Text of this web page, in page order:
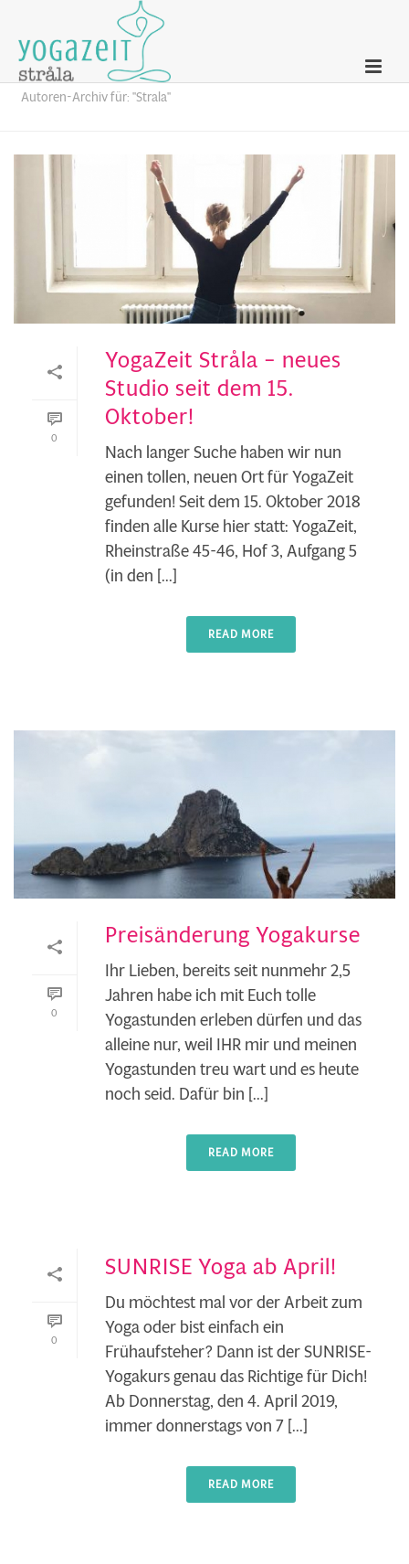
Archives
Autoren-Archiv für: "Strala"
0
YogaZeit Stråla – neues
Studio seit dem 15.
Oktober!
Nach langer Suche haben wir nun
einen tollen, neuen Ort für YogaZeit
gefunden! Seit dem 15. Oktober 2018
finden alle Kurse hier statt: YogaZeit,
Rheinstraße 45-46, Hof 3, Aufgang 5
(in den [...]
READ MORE
0
Preisänderung Yogakurse
Ihr Lieben, bereits seit nunmehr 2,5
Jahren habe ich mit Euch tolle
Yogastunden erleben dürfen und das
alleine nur, weil IHR mir und meinen
Yogastunden treu wart und es heute
noch seid. Dafür bin [...]
READ MORE
0
SUNRISE Yoga ab April!
Du möchtest mal vor der Arbeit zum
Yoga oder bist einfach ein
Frühaufsteher? Dann ist der SUNRISE-
Yogakurs genau das Richtige für Dich!
Ab Donnerstag, den 4. April 2019,
immer donnerstags von 7 [...]
READ MORE